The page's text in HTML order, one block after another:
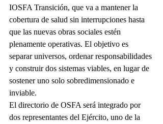
IOSFA Transición, que va a mantener la
cobertura de salud sin interrupciones hasta
que las nuevas obras sociales estén
plenamente operativas. El objetivo es
separar universos, ordenar responsabilidades
y construir dos sistemas viables, en lugar de
sostener uno solo sobredimensionado e
inviable.
El directorio de OSFA será integrado por
dos representantes del Ejército, uno de la